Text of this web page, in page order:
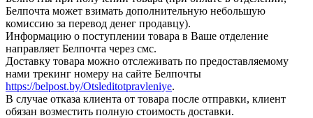
Белпочта может взимать дополнительную небольшую
комиссию за перевод денег продавцу).
Информацию о поступлении товара в Ваше отделение
направляет Белпочта через смс.
Доставку товара можно отслеживать по предоставляемому
нами трекинг номеру на сайте Белпочты
https://belpost.by/Otsleditotpravleniye.
В случае отказа клиента от товара после отправки, клиент
обязан возместить полную стоимость доставки.